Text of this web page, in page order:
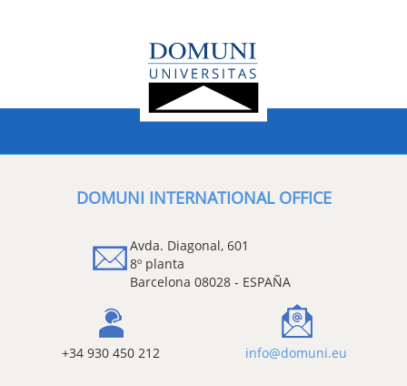
DOMUNI INTERNATIONAL OFFICE
Avda. Diagonal, 601
8º planta
Barcelona 08028 - ESPAÑA
+34 930 450 212 info@domuni.eu